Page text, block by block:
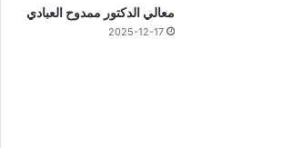
معالي الدكتور ممدوح العبادي
2025-12-17